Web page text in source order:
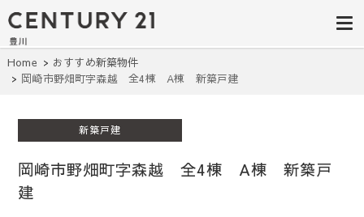
豊田市の中古
住宅・土地・
リノベ物件探
リー21豊川
建て・土地探しはセンチュリー21豊
川へ。豊田市内の最新物件情報を随
時更新中！駅近、建築条件無し、ペ
ット可、学区別など、お客様のこだ
わり条件に合わせて理想の物件を簡
Home
おすすめ新築物件
岡崎市野畑町字森越 全4棟 A棟 新築戸建
新築戸建
岡崎市野畑町字森越 全4棟 A棟 新築戸
建